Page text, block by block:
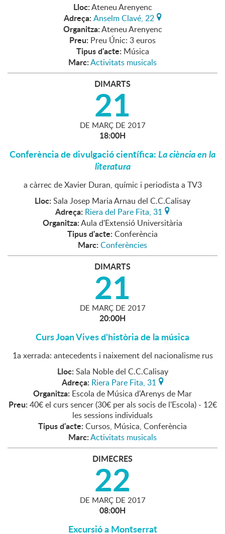
Lloc:Ateneu Arenyenc
Adreça: Anselm Clavé, 22
Organitza:Ateneu Arenyenc
Preu: Preu Únic: 3 euros
Tipus d'acte: Música
Marc:Activitats musicals
DIMARTS
21
DE MARÇ DE 2017
18:00H
Conferència de divulgació científica:La ciència en la
literatura
a càrrec de Xavier Duran, químic i periodista a TV3
Lloc: Sala Josep Maria Arnau del C.C.Calisay
Adreça: Riera del Pare Fita, 31
Organitza:Aula d'Extensió Universitària
Tipus d'acte: Conferència
Marc: Conferències
DIMARTS
21
DE MARÇ DE 2017
20:00H
Curs Joan Vives d'història de la música
1a xerrada: antecedents i naixement del nacionalisme rus
Lloc: Sala Noble del C.C.Calisay
Adreça: Riera Pare Fita, 31
Organitza: Escola de Música d'Arenys de Mar
Preu: 40€ el curs sencer (30€ per als socis de l'Escola) - 12€
les sessions individuals
Tipus d'acte: Cursos, Música, Conferència
Marc:Activitats musicals
DIMECRES
22
DE MARÇ DE 2017
08:00H
Excursió a Montserrat